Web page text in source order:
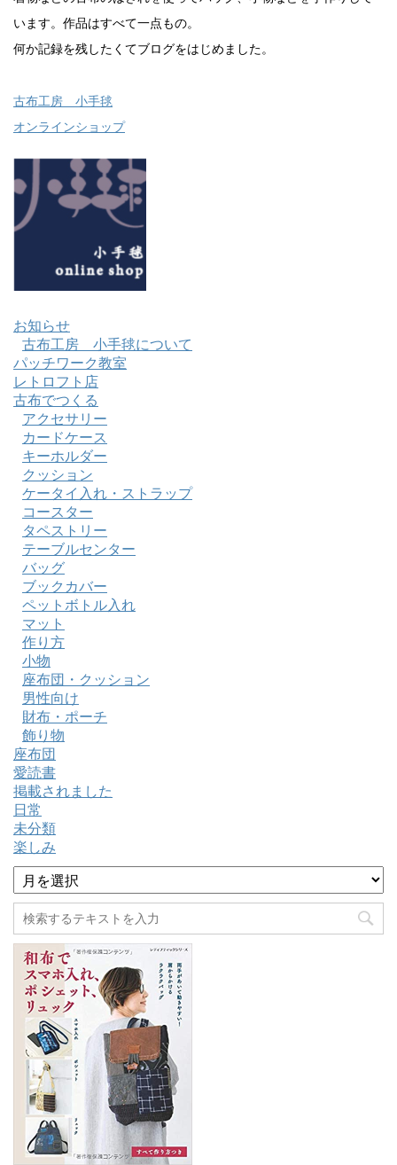
います。作品はすべて一点もの。
何か記録を残したくてブログをはじめました。
古布工房 小手毬
オンラインショップ
お知らせ
古布工房 小手毬について
パッチワーク教室
レトロフト店
古布でつくる
アクセサリー
カードケース
キーホルダー
クッション
ケータイ入れ・ストラップ
コースター
タペストリー
テーブルセンター
バッグ
ブックカバー
ペットボトル入れ
マット
作り方
小物
座布団・クッション
男性向け
財布・ポーチ
飾り物
座布団
愛読書
掲載されました
日常
未分類
楽しみ
ア
ー
カ
イ
ブ